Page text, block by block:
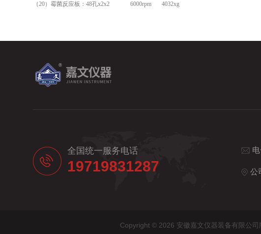
（20）霉菌反应板 ：48孔x2x2 6000rpm 4032xg
全国统一服务电话
19719831287 公
Copyright © 2026 安徽嘉文仪器装备有限公